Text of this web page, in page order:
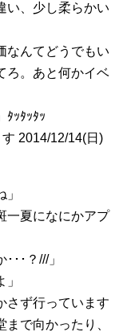
い、少し柔らかい
なんてどうでもい
ろ。あと何かイベ
ﾀｯﾀｯﾀｯ
2014/12/14(日)
一夏になにかアプ
･･？///」
さず行っています
で向かったり、